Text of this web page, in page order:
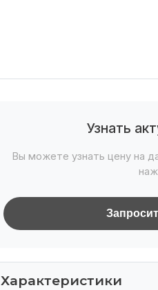
Узнать
Вы можете узнать цену на
Характеристики